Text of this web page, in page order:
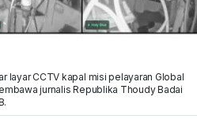
layar CCTV kapal misi pelayaran Global
jurnalis Republika Thoudy Badai